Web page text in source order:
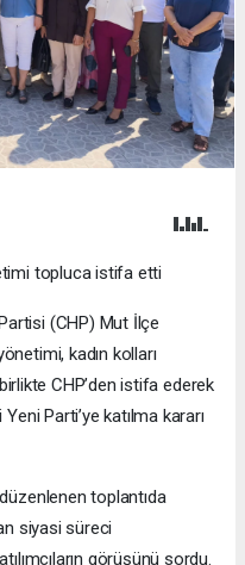
topluca istifa etti
(CHP) Mut İlçe
kadın kolları
CHP’den istifa ederek
Parti’ye katılma kararı
toplantıda
siyasi süreci
görüşünü sordu.